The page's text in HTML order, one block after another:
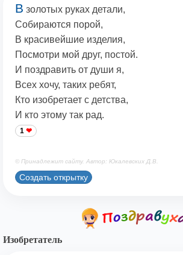
В золотых руках детали,
Собираются порой,
В красивейшие изделия,
Посмотри мой друг, постой.
И поздравить от души я,
Всех хочу, таких ребят,
Кто изобретает с детства,
И кто этому так рад.
1
© Принадлежит сайту. Автор: Юкалевских Д.В.
Создать открытку
Изобретатель